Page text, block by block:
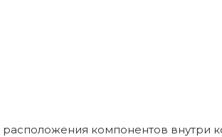
расположения компонентов внутри